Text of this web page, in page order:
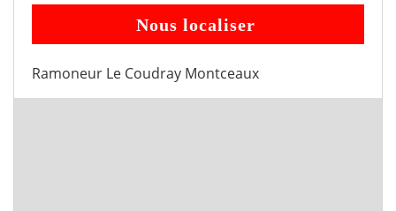
Nous localiser
Ramoneur Le Coudray Montceaux